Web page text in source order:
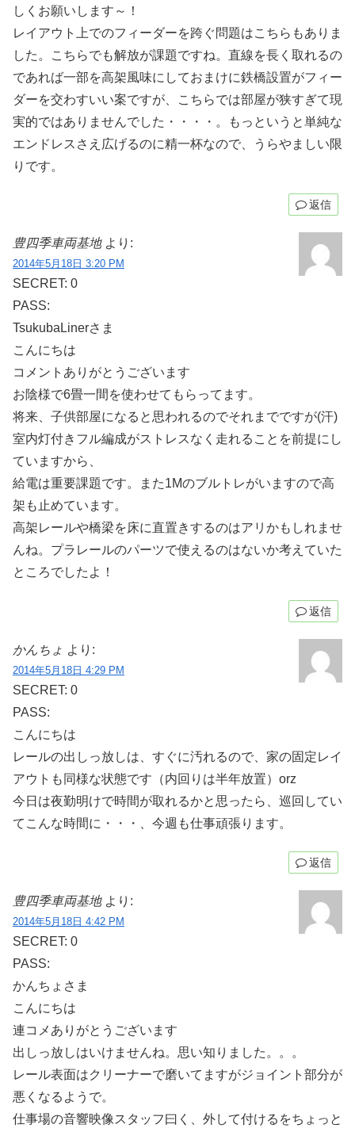
しくお願いします～！
レイアウト上でのフィーダーを跨ぐ問題はこちらもありま
した。こちらでも解放が課題ですね。直線を長く取れるの
であれば一部を高架風味にしておまけに鉄橋設置がフィー
ダーを交わすいい案ですが、こちらでは部屋が狭すぎて現
実的ではありませんでした・・・・。もっというと単純な
エンドレスさえ広げるのに精一杯なので、うらやましい限
りです。
返信
豊四季車両基地 より:
2014年5月18日 3:20 PM
SECRET: 0
PASS:
TsukubaLinerさま
こんにちは
コメントありがとうございます
お陰様で6畳一間を使わせてもらってます。
将来、子供部屋になると思われるのでそれまでですが(汗)
室内灯付きフル編成がストレスなく走れることを前提にし
ていますから、
給電は重要課題です。また1Mのブルトレがいますので高
架も止めています。
高架レールや橋梁を床に直置きするのはアリかもしれませ
んね。プラレールのパーツで使えるのはないか考えていた
ところでしたよ！
返信
かんちょ より:
2014年5月18日 4:29 PM
SECRET: 0
PASS:
こんにちは
レールの出しっ放しは、すぐに汚れるので、家の固定レイ
アウトも同様な状態です（内回りは半年放置）orz
今日は夜勤明けで時間が取れるかと思ったら、巡回してい
てこんな時間に・・・、今週も仕事頑張ります。
返信
豊四季車両基地 より:
2014年5月18日 4:42 PM
SECRET: 0
PASS:
かんちょさま
こんにちは
連コメありがとうございます
出しっ放しはいけませんね。思い知りました。。。
レール表面はクリーナーで磨いてますがジョイント部分が
悪くなるようで。
仕事場の音響映像スタッフ曰く、外して付けるをちょっと